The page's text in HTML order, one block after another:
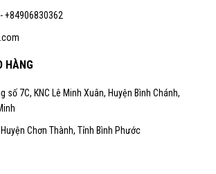
+84906830362
HÀNG
số 7C, KNC Lê Minh Xuân, Huyện Bình Chánh,
Chơn Thành, Tỉnh Bình Phước